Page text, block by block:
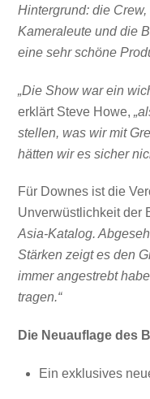
Hintergrund: die
Kameraleute und die
eine sehr schöne
„Die Show war ein
erklärt Steve Howe,
stellen, was wir mit
hätten wir es sicher
Für Downes ist die
Unverwüstlichkeit der
Asia-Katalog.
Stärken zeigt es den
immer angestrebt
tragen.“
Die Neuauflage des
Ein exklusives